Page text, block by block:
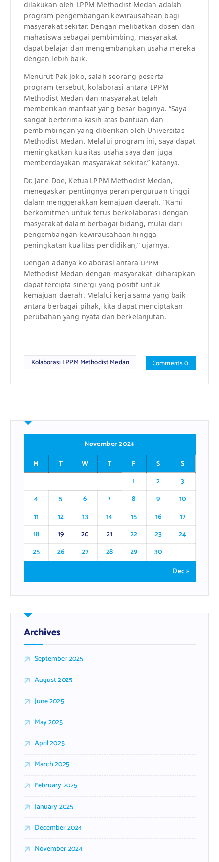
dilakukan oleh LPPM Methodist Medan adalah
program pengembangan kewirausahaan bagi
masyarakat sekitar. Dengan melibatkan dosen dan
mahasiswa sebagai pembimbing, masyarakat
dapat belajar dan mengembangkan usaha mereka
dengan lebih baik.
Menurut Pak Joko, salah seorang peserta
program tersebut, kolaborasi antara LPPM
Methodist Medan dan masyarakat telah
memberikan manfaat yang besar baginya. “Saya
sangat berterima kasih atas bantuan dan
pembimbingan yang diberikan oleh Universitas
Methodist Medan. Melalui program ini, saya dapat
meningkatkan kualitas usaha saya dan juga
memberdayakan masyarakat sekitar,” katanya.
Dr. Jane Doe, Ketua LPPM Methodist Medan,
menegaskan pentingnya peran perguruan tinggi
dalam menggerakkan kemajuan daerah. “Kami
berkomitmen untuk terus berkolaborasi dengan
masyarakat dalam berbagai bidang, mulai dari
pengembangan kewirausahaan hingga
peningkatan kualitas pendidikan,” ujarnya.
Dengan adanya kolaborasi antara LPPM
Methodist Medan dengan masyarakat, diharapkan
dapat tercipta sinergi yang positif untuk
kemajuan daerah. Melalui kerja sama yang baik
antara berbagai pihak, kita dapat menciptakan
perubahan yang nyata dan berkelanjutan.
Kolaborasi LPPM Methodist Medan Comments 0
November 2024
M
T W T F S
S
1
2
3
4
5 6 7 8 9
10
11
12 13 14 15 16
17
18
19 20 21 22 23
24
25
26 27 28 29
30
Dec »
Archives
September 2025
August 2025
June 2025
May 2025
April 2025
March 2025
February 2025
January 2025
December 2024
November 2024